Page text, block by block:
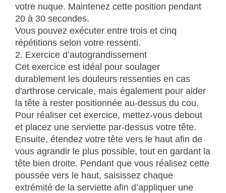
votre nuque. Maintenez cette position pendant
20 à 30 secondes.
Vous pouvez exécuter entre trois et cinq
répétitions selon votre ressenti.
2. Exercice d’autograndissement
Cet exercice est idéal pour soulager
durablement les douleurs ressenties en cas
d'arthrose cervicale, mais également pour aider
la tête à rester positionnée au-dessus du cou.
Pour réaliser cet exercice, mettez-vous debout
et placez une serviette par-dessus votre tête.
Ensuite, étendez votre tête vers le haut afin de
vous agrandir le plus possible, tout en gardant la
tête bien droite. Pendant que vous réalisez cette
poussée vers le haut, saisissez chaque
extrémité de la serviette afin d’appliquer une